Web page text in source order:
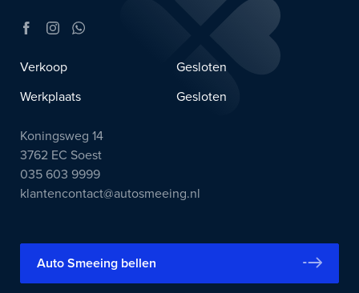
Verkoop
Gesloten
Werkplaats
Gesloten
Koningsweg 14
3762 EC Soest
035 603 9999
klantencontact@autosmeeing.nl
Auto Smeeing bellen